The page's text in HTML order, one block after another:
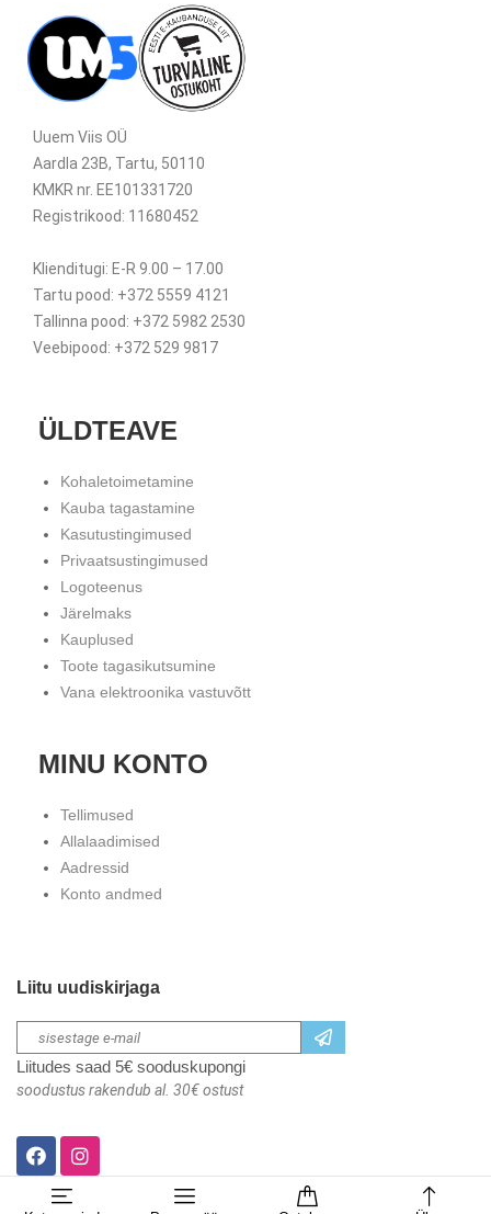
Uuem Viis OÜ
Aardla 23B, Tartu, 50110
KMKR nr. EE101331720
Registrikood: 11680452
Klienditugi: E-R 9.00 – 17.00
Tartu pood: +372 5559 4121
Tallinna pood: +372 5982 2530
Veebipood: +372 529 9817
ÜLDTEAVE
Kohaletoimetamine
Kauba tagastamine
Kasutustingimused
Privaatsustingimused
Logoteenus
Järelmaks
Kauplused
Toote tagasikutsumine
Vana elektroonika vastuvõtt
MINU KONTO
Tellimused
Allalaadimised
Aadressid
Konto andmed
Liitu uudiskirjaga
Liitudes saad 5€ sooduskupongi
soodustus rakendub al. 30€ ostust